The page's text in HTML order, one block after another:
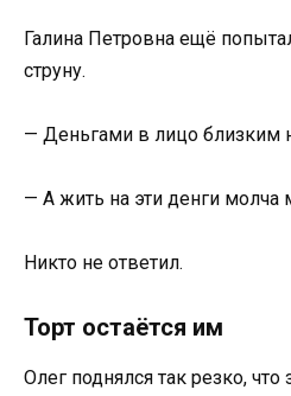
Галина Петровна ещё
струну.
— Деньгами в лицо близким
— А жить на эти денги молча
Никто не ответил.
Торт остаётся им
Олег поднялся так резко,